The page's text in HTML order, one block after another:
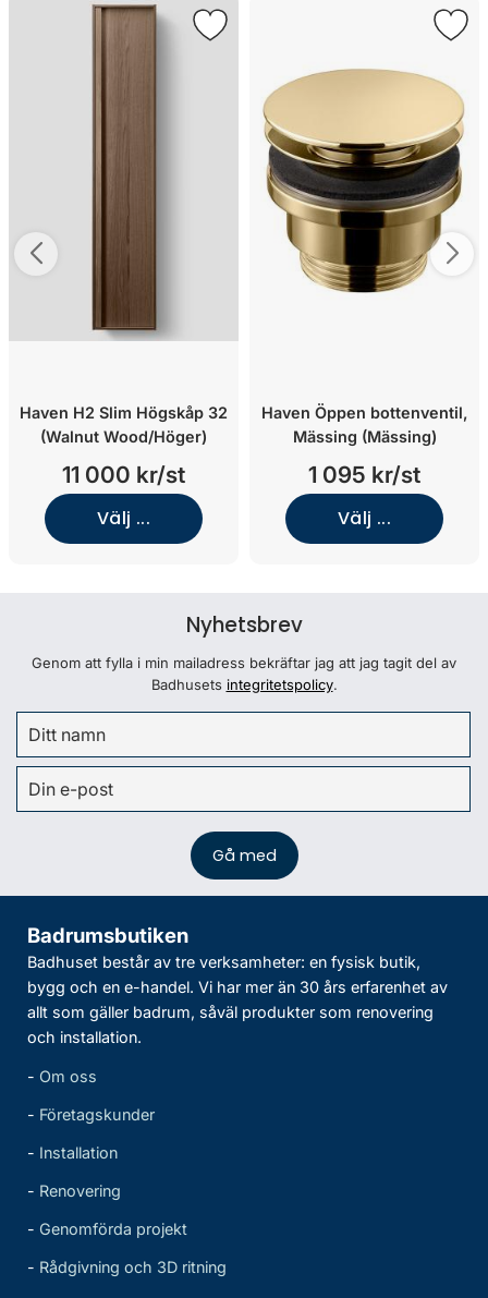
Haven H2 Slim Högskåp 32
(Walnut Wood/Höger)
11 000 kr/st
Välj ...
Haven Öppen bottenventil,
Mässing (Mässing)
1 095 kr/st
Välj ...
Nyhetsbrev
Genom att fylla i min mailadress bekräftar jag att jag tagit del av
Badhusets integritetspolicy.
Badrumsbutiken
Badhuset består av tre verksamheter: en fysisk butik,
bygg och en e-handel. Vi har mer än 30 års erfarenhet av
allt som gäller badrum, såväl produkter som renovering
och installation.
- Om oss
- Företagskunder
- Installation
- Renovering
- Genomförda projekt
- Rådgivning och 3D ritning